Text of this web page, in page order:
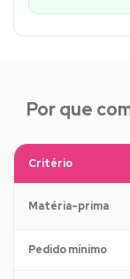
Por que
Critério
Matéria-prima
Pedido mínimo